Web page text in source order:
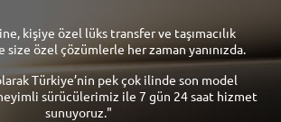
kişiye özel lüks transfer ve taşımacılık
özel çözümlerle her zaman yanınızda.
Türkiye’nin pek çok ilinde son model
sürücülerimiz ile 7 gün 24 saat hizmet
sunuyoruz."